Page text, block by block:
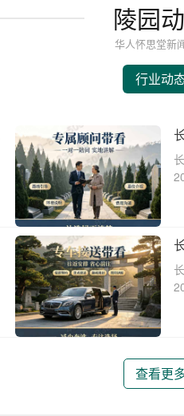
陵园
华人怀思堂新
行业动
查看更